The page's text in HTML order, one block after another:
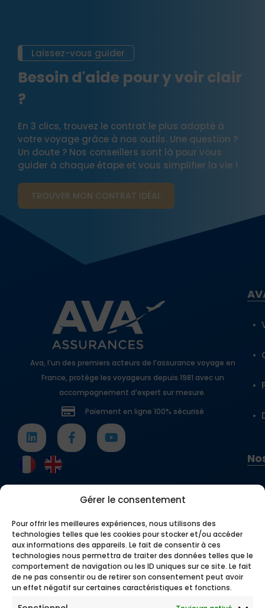
Gérer le consentement
Pour offrir les meilleures expériences, nous utilisons des
technologies telles que les cookies pour stocker et/ou accéder
aux informations des appareils. Le fait de consentir à ces
technologies nous permettra de traiter des données telles que le
comportement de navigation ou les ID uniques sur ce site. Le fait
de ne pas consentir ou de retirer son consentement peut avoir
un effet négatif sur certaines caractéristiques et fonctions.
Laissez-vous guider
Besoin d'aide pour y voir clair
?
En 3 clics, trouvez le contrat le plus adapté à
votre voyage grâce à nos outils. Une question ?
Un doute ? Nos conseillers sont là pour vous
guider à chaque étape et vous simplifier la vie !
TROUVER MON CONTRAT​ IDÉAL
Ava, l’un des premiers acteurs de l’assurance voyage en
France, protège les voyageurs depuis 1981 avec un
accompagnement d’expert sur mesure.
Paiement en ligne 100% sécurisé